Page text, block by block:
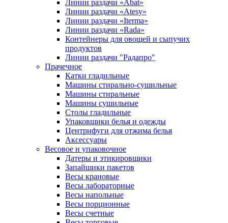
Линии раздачи «Abat»
Линии раздачи «Atesy»
Линии раздачи «Iterma»
Линии раздачи «Rada»
Контейнеры для овощей и сыпучих
продуктов
Линии раздачи "Радапро"
Прачечное
Катки гладильные
Машины стирально-сушильные
Машины стиральные
Машины сушильные
Столы гладильные
Упаковщики белья и одежды
Центрифуги для отжима белья
Аксессуары
Весовое и упаковочное
Датеры и этикировщики
Запайщики пакетов
Весы крановые
Весы лабораторные
Весы напольные
Весы порционные
Весы счетные